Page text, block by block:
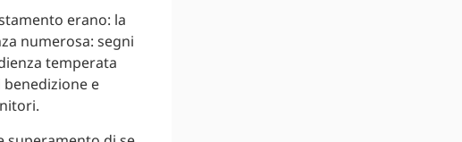
erano: la
numerosa: segni
temperata
benedizione e